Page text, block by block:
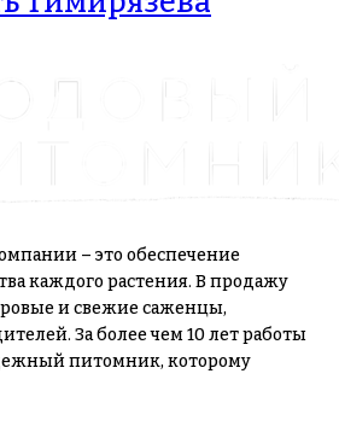
– это обеспечение
каждого растения. В продажу
и свежие саженцы,
За более чем 10 лет работы
питомник, которому